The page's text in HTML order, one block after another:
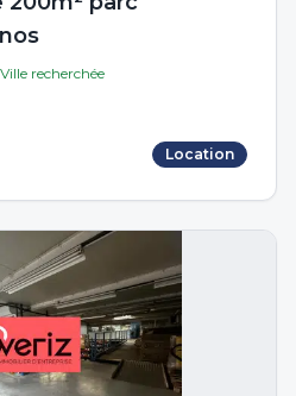
Ville recherchée
Location